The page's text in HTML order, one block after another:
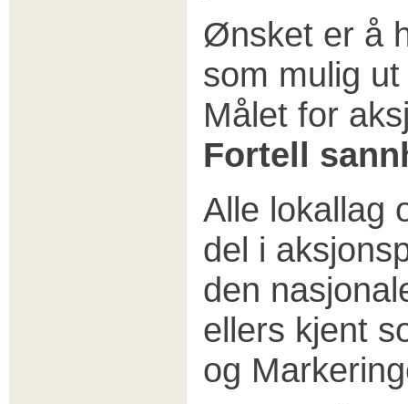
Ønsket er å
som mulig
Målet for
Fortell
Alle lokallag
del i
den
ellers kjent
og